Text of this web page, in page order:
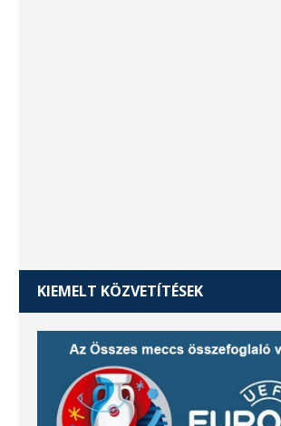
KIEMELT KÖZVETÍTÉSEK